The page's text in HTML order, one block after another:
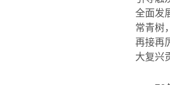
全面发
常青树
再接再
大复兴